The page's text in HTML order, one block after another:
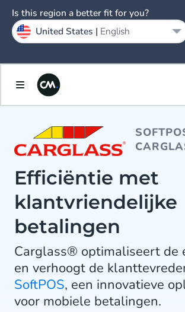
Efficiëntie met
klantvriendelijke
betalingen
Carglass® optimaliseert de
en verhoogt de
SoftPOS, een innovatieve
voor mobiele betalingen.
Is this region a better fit for you?
United States | English